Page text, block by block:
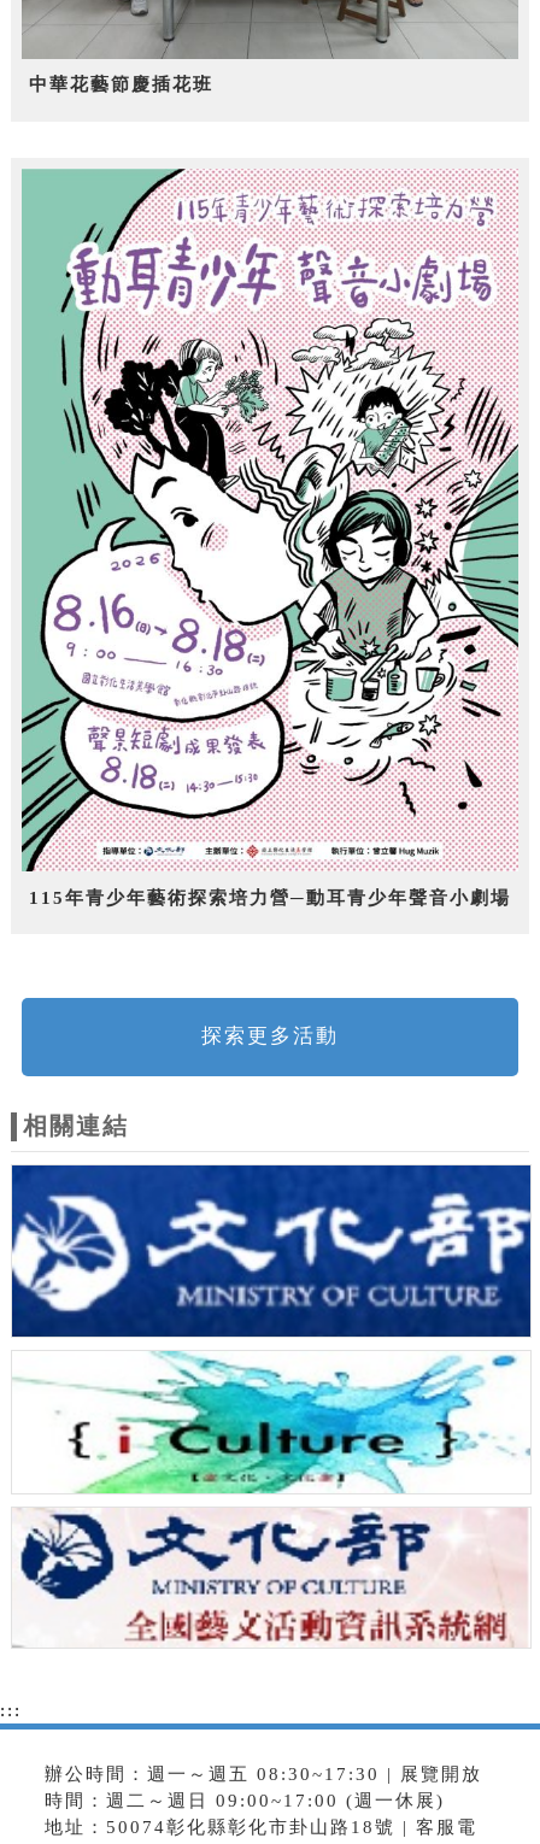
中華花藝節慶插花班
115年青少年藝術探索培力營─動耳青少年聲音小劇場
探索更多活動
相關連結
:::
辦公時間：週一～週五 08:30~17:30 | 展覽開放
時間：週二～週日 09:00~17:00 (週一休展)
地址：50074彰化縣彰化市卦山路18號 | 客服電